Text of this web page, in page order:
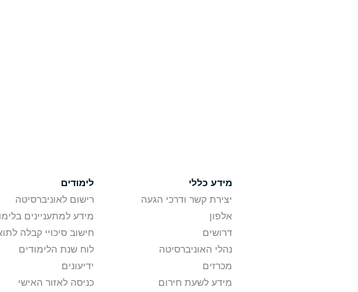
מידע כללי
יצירת קשר ודרכי הגעה
אלפון
דרושים
נהלי האוניברסיטה
מכרזים
מידע לשעת חירום
לימודים
רישום לאוניברסיטה
מידע למתעניינים
חישוב סיכויי קבלה
לוח שנת הלימודים
ידיעונים
כניסה לאזור האישי